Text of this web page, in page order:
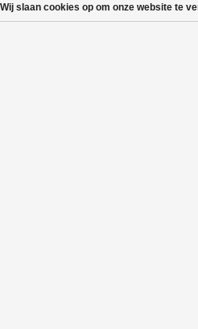
Wij slaan cookies op om onze website te